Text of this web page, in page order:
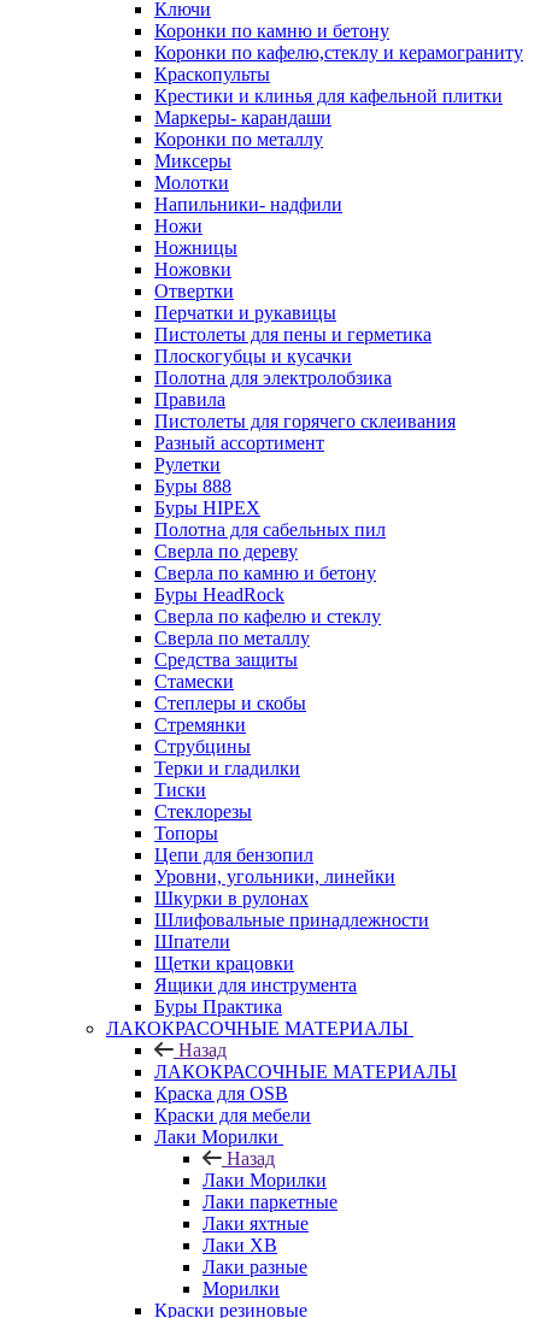
Ключи
Коронки по камню и бетону
Коронки по кафелю,стеклу и керамограниту
Краскопульты
Крестики и клинья для кафельной плитки
Маркеры- карандаши
Коронки по металлу
Миксеры
Молотки
Напильники- надфили
Ножи
Ножницы
Ножовки
Отвертки
Перчатки и рукавицы
Пистолеты для пены и герметика
Плоскогубцы и кусачки
Полотна для электролобзика
Правила
Пистолеты для горячего склеивания
Разный ассортимент
Рулетки
Буры 888
Буры HIPEX
Полотна для сабельных пил
Сверла по дереву
Сверла по камню и бетону
Буры HeadRock
Сверла по кафелю и стеклу
Сверла по металлу
Средства защиты
Стамески
Степлеры и скобы
Стремянки
Струбцины
Терки и гладилки
Тиски
Стеклорезы
Топоры
Цепи для бензопил
Уровни, угольники, линейки
Шкурки в рулонах
Шлифовальные принадлежности
Шпатели
Щетки крацовки
Ящики для инструмента
Буры Практика
ЛАКОКРАСОЧНЫЕ МАТЕРИАЛЫ
Назад
ЛАКОКРАСОЧНЫЕ МАТЕРИАЛЫ
Краска для OSB
Краски для мебели
Лаки Морилки
Назад
Лаки Морилки
Лаки паркетные
Лаки яхтные
Лаки ХВ
Лаки разные
Морилки
Краски резиновые